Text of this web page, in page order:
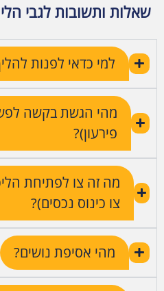
שאלות ותשובות לגבי
למי כדאי לפנות
מהי הגשת בקשה
פירעון)?
מה זה צו לפתיחת
צו כינוס נכסים)?
מהי אסיפת נושים?